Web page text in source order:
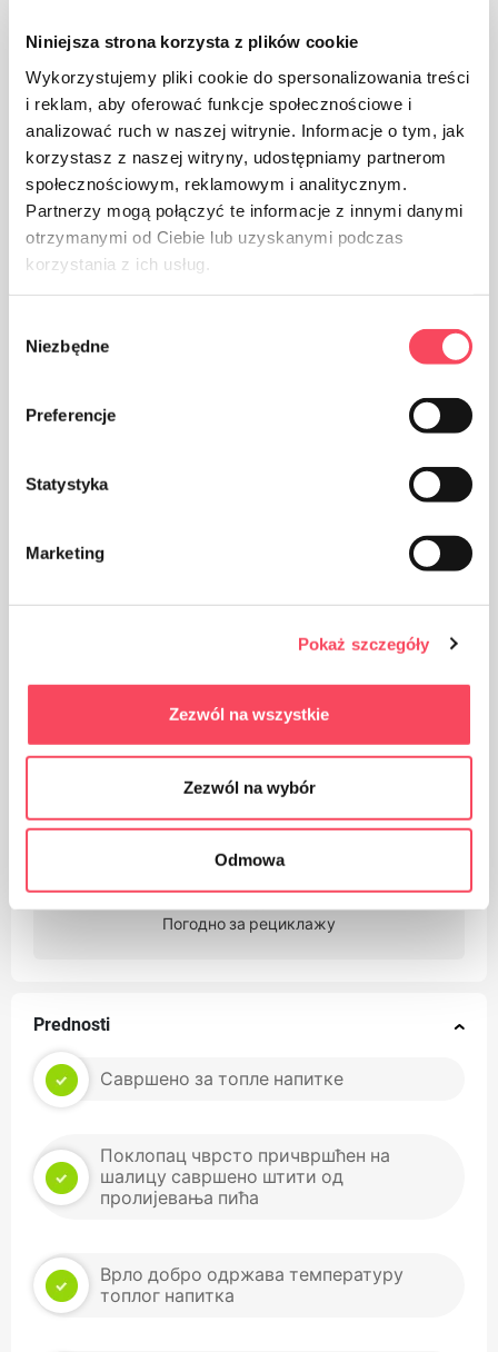
Niniejsza strona korzysta z plików cookie
Wykorzystujemy pliki cookie do spersonalizowania treści
i reklam, aby oferować funkcje społecznościowe i
analizować ruch w naszej witrynie. Informacje o tym, jak
korzystasz z naszej witryny, udostępniamy partnerom
społecznościowym, reklamowym i analitycznym.
Partnerzy mogą połączyć te informacje z innymi danymi
otrzymanymi od Ciebie lub uzyskanymi podczas
korzystania z ich usług.
zgody
Niezbędne
Preferencje
Statystyka
Marketing
Pokaż szczegóły
Zezwól na wszystkie
Zezwól na wybór
Odmowa
Водите рачуна о чистоћи, одбачену амбалажу
Производ се може опрати до 60 ° Ц
Погодно за рециклажу
Prednosti
Савршено за топле напитке
Поклопац чврсто причвршћен на
шалицу савршено штити од
пролијевања пића
Врло добро одржава температуру
топлог напитка